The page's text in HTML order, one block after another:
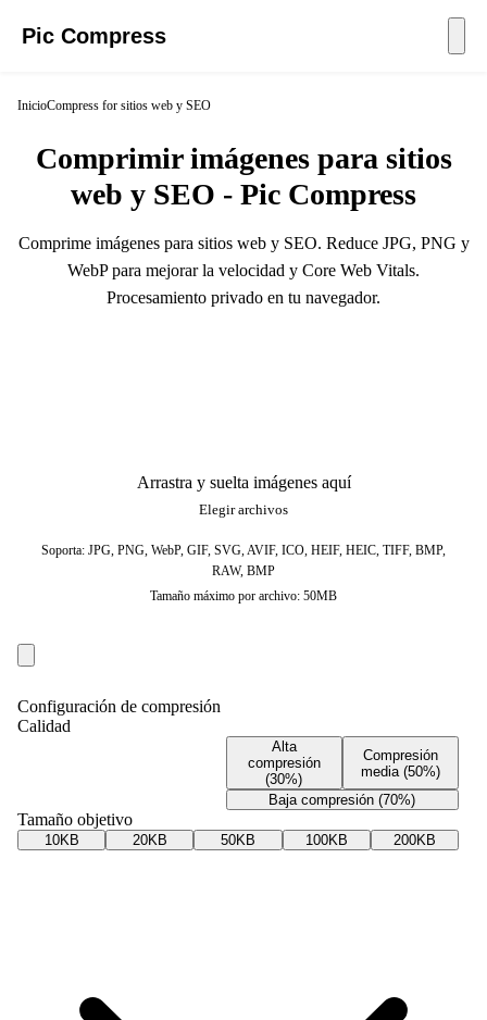
Pic Compress
InicioCompress for sitios web y SEO
Comprimir imágenes para sitios
web y SEO - Pic Compress
Comprime imágenes para sitios web y SEO. Reduce JPG, PNG y
WebP para mejorar la velocidad y Core Web Vitals.
Procesamiento privado en tu navegador.
Arrastra y suelta imágenes aquí
Elegir archivos
Soporta: JPG, PNG, WebP, GIF, SVG, AVIF, ICO, HEIF, HEIC, TIFF, BMP,
RAW, BMP
Tamaño máximo por archivo: 50MB
Configuración de compresión
Calidad
Alta
compresión
(30%)
Compresión
media (50%)
Baja compresión (70%)
Tamaño objetivo
10KB 20KB 50KB 100KB 200KB